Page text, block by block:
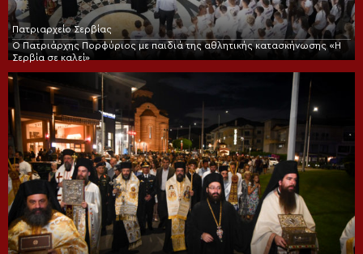
Πατριαρχείο Σερβίας
Ο Πατριάρχης Πορφύριος με παιδιά της αθλητικής κατασκήνωσης «Η
Σερβία σε καλεί»